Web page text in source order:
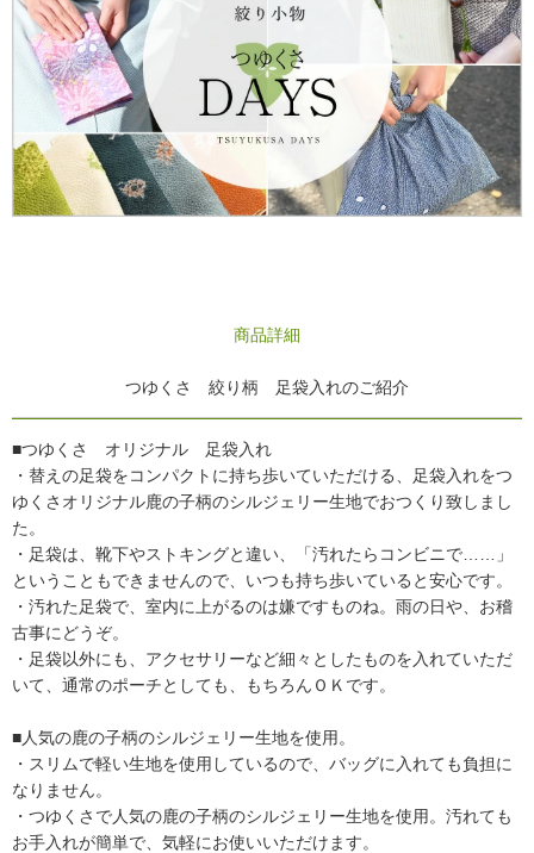
商品詳細
つゆくさ 絞り柄 足袋入れのご紹介
■つゆくさ オリジナル 足袋入れ
・替えの足袋をコンパクトに持ち歩いていただける、足袋入れをつ
ゆくさオリジナル鹿の子柄のシルジェリー生地でおつくり致しまし
た。
・足袋は、靴下やストキングと違い、「汚れたらコンビニで……」
ということもできませんので、いつも持ち歩いていると安心です。
・汚れた足袋で、室内に上がるのは嫌ですものね。雨の日や、お稽
古事にどうぞ。
・足袋以外にも、アクセサリーなど細々としたものを入れていただ
いて、通常のポーチとしても、もちろんＯＫです。
■人気の鹿の子柄のシルジェリー生地を使用。
・スリムで軽い生地を使用しているので、バッグに入れても負担に
なりません。
・つゆくさで人気の鹿の子柄のシルジェリー生地を使用。汚れても
お手入れが簡単で、気軽にお使いいただけます。